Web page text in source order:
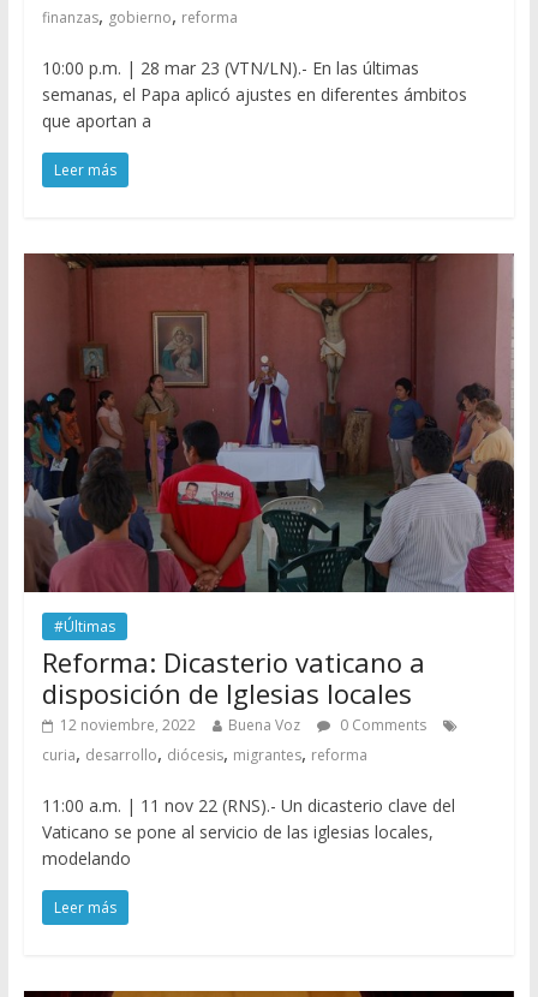
finanzas, gobierno, reforma
10:00 p.m. | 28 mar 23 (VTN/LN).- En las últimas
semanas, el Papa aplicó ajustes en diferentes ámbitos
que aportan a
Leer más
#Últimas
Reforma: Dicasterio vaticano a
disposición de Iglesias locales
12 noviembre, 2022 Buena Voz
0 Comments
curia, desarrollo, diócesis, migrantes, reforma
11:00 a.m. | 11 nov 22 (RNS).- Un dicasterio clave del
Vaticano se pone al servicio de las iglesias locales,
modelando
Leer más